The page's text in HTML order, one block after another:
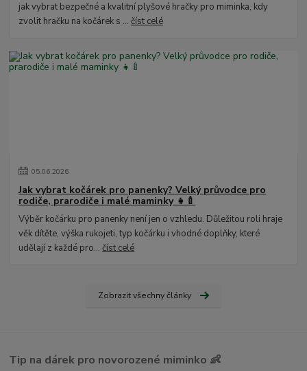
jak vybrat bezpečné a kvalitní plyšové hračky pro miminka, kdy
zvolit hračku na kočárek s ...číst celé
05.06.2026
Jak vybrat kočárek pro panenky? Velký průvodce pro
rodiče, prarodiče i malé maminky 👧🍼
Výběr kočárku pro panenky není jen o vzhledu. Důležitou roli hraje
věk dítěte, výška rukojeti, typ kočárku i vhodné doplňky, které
udělají z každé pro...číst celé
Zobrazit všechny články
Tip na dárek pro novorozené miminko 👶